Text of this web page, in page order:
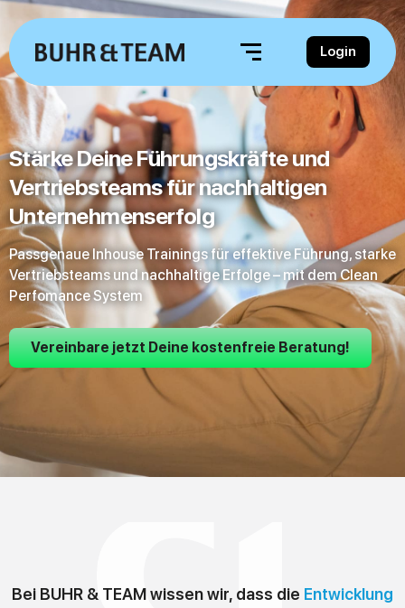
Login
Stärke Deine Führungskräfte und
Vertriebsteams für nachhaltigen
Unternehmenserfolg
Passgenaue Inhouse Trainings für effektive Führung, starke
Vertriebsteams und nachhaltige Erfolge – mit dem Clean
Perfomance System
Vereinbare jetzt Deine kostenfreie Beratung!
Bei BUHR & TEAM wissen wir, dass die Entwicklung